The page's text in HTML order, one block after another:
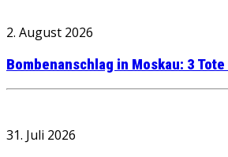
2. August 2026
Bombenanschlag in Moskau: 3
31. Juli 2026